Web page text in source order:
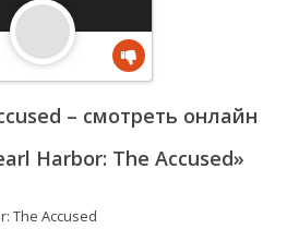
– смотреть онлайн
Harbor: The Accused»
The Accused